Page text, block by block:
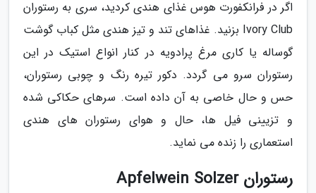
اگر در فرانکفورت هوس غذای هندی کردید، سری به رستوران
Ivory Club بزنید. غذاهای تند و تیز هندی مثل کباب گوشت
گوساله یا کاری مرغ پرادویه در کنار انواع استیک در این
رستوران سرو می گردد. دکور تیره رنگ و چوبی رستوران،
حس و حال خاصی به آن داده است. سرهای حکاکی شده
و تزیینی فیل ها، حال و هوای رستوران های هندی
استعماری را زنده می نماید.
رستوران Apfelwein Solzer